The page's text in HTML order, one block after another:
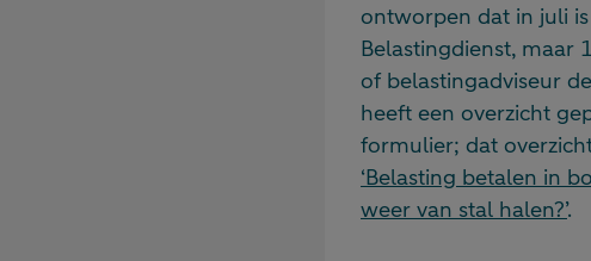
ontworpen dat in juli
Belastingdienst, maar
of belastingadviseur
heeft een overzicht
formulier; dat
‘Belasting betalen in
weer van stal halen?’.